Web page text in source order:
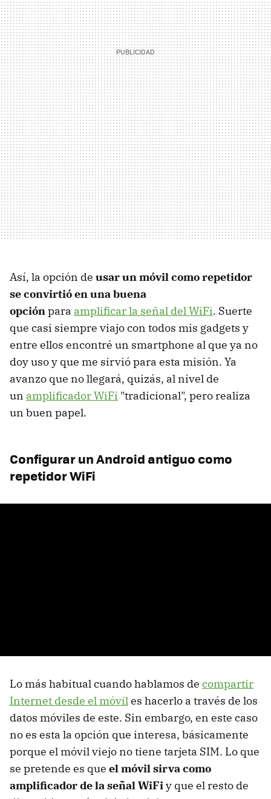
Así, la opción de usar un móvil como repetidor
se convirtió en una buena
opciónpara amplificar la señal del WiFi. Suerte
que casi siempre viajo con todos mis gadgets y
entre ellos encontré un smartphone al que ya no
doy uso y que me sirvió para esta misión. Ya
avanzo que no llegará, quizás, al nivel de
un amplificador WiFi "tradicional", pero realiza
un buen papel.
Configurar un Android antiguo como
repetidor WiFi
Lo más habitual cuando hablamos de compartir
Internet desde el móviles hacerlo a través de los
datos móviles de este. Sin embargo, en este caso
no es esta la opción que interesa, básicamente
porque el móvil viejo no tiene tarjeta SIM. Lo que
se pretende es que el móvil sirva como
amplificador de la señal WiFiy que el resto de